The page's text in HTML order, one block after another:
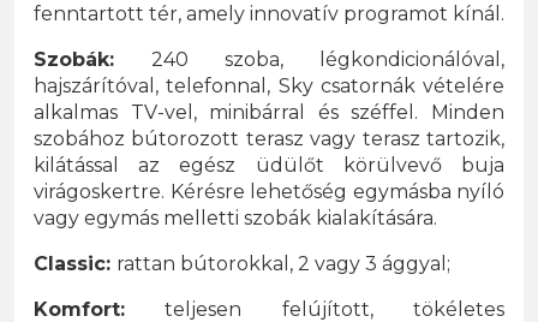
fenntartott tér, amely innovatív programot kínál.
Szobák: 240 szoba, légkondicionálóval,
hajszárítóval, telefonnal, Sky csatornák vételére
alkalmas TV-vel, minibárral és széffel. Minden
szobához bútorozott terasz vagy terasz tartozik,
kilátással az egész üdülőt körülvevő buja
virágoskertre. Kérésre lehetőség egymásba nyíló
vagy egymás melletti szobák kialakítására.
Classic: rattan bútorokkal, 2 vagy 3 ággyal;
Komfort: teljesen felújított, tökéletes